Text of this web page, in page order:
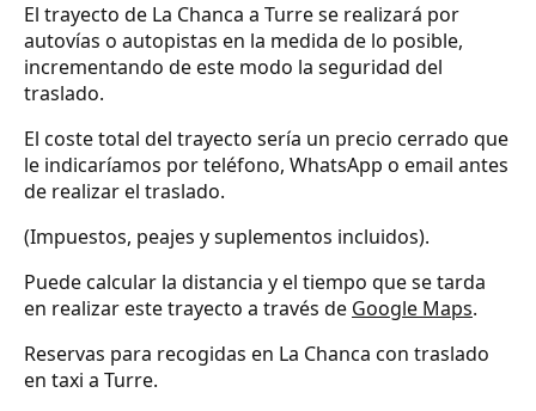
El trayecto de La Chanca a Turre se realizará por
autovías o autopistas en la medida de lo posible,
incrementando de este modo la seguridad del
traslado.
El coste total del trayecto sería un precio cerrado que
le indicaríamos por teléfono, WhatsApp o email antes
de realizar el traslado.
(Impuestos, peajes y suplementos incluidos).
Puede calcular la distancia y el tiempo que se tarda
en realizar este trayecto a través de Google Maps.
Reservas para recogidas en La Chanca con traslado
en taxi a Turre.